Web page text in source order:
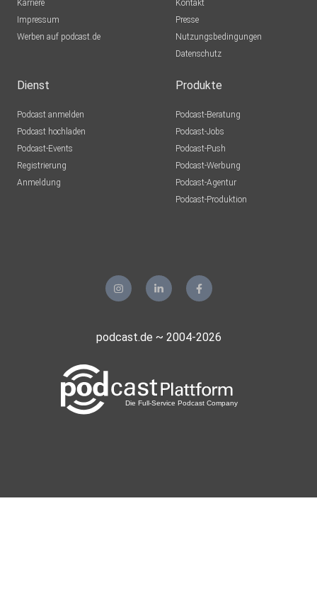
Karriere
Impressum
Werben auf podcast.de
Kontakt
Presse
Nutzungsbedingungen
Datenschutz
Dienst
Podcast anmelden
Podcast hochladen
Podcast-Events
Registrierung
Anmeldung
Produkte
Podcast-Beratung
Podcast-Jobs
Podcast-Push
Podcast-Werbung
Podcast-Agentur
Podcast-Produktion
podcast.de ~ 2004-2026